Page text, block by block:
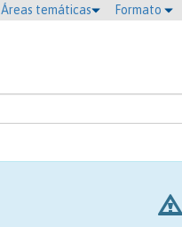
Áreas temáticas Formato